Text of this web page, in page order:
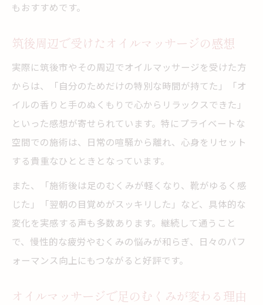
もおすすめです。
筑後周辺で受けたオイルマッサージの感想
実際に筑後市やその周辺でオイルマッサージを受けた方
からは、「自分のためだけの特別な時間が持てた」「オ
イルの香りと手のぬくもりで心からリラックスできた」
といった感想が寄せられています。特にプライベートな
空間での施術は、日常の喧騒から離れ、心身をリセット
する貴重なひとときとなっています。
また、「施術後は足のむくみが軽くなり、靴がゆるく感
じた」「翌朝の目覚めがスッキリした」など、具体的な
変化を実感する声も多数あります。継続して通うこと
で、慢性的な疲労やむくみの悩みが和らぎ、日々のパフ
ォーマンス向上にもつながると好評です。
オイルマッサージで足のむくみが変わる理由